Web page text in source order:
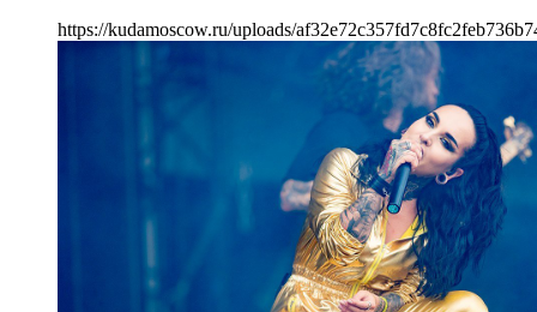
https://kudamoscow.ru/uploads/